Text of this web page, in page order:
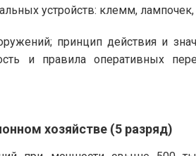
устройств: клемм, лампочек,
принцип действия и
и правила оперативных
хозяйстве (5 разряд)